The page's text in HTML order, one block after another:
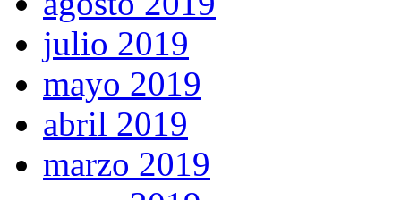
julio 2019
mayo 2019
abril 2019
marzo 2019